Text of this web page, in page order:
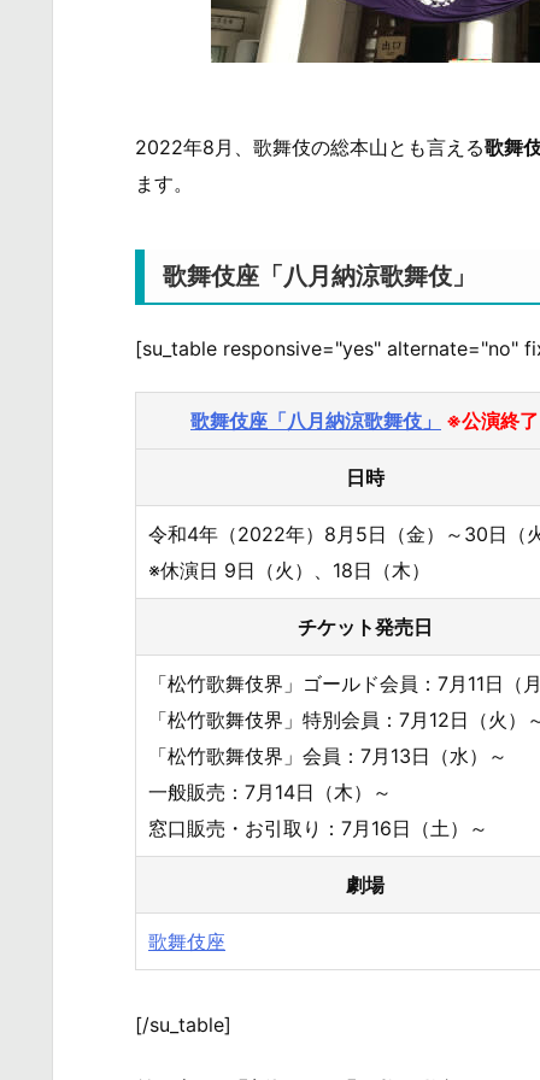
2022年8月、歌舞伎の総本山とも言える歌舞
ます。
歌舞伎座「八月納涼歌舞伎」
[su_table responsive="yes" alternate="no"
歌舞伎座「八月納涼歌舞伎」 ※公演終了
日時
令和4年（2022年）8月5日（金）～30日（
※休演日 9日（火）、18日（木）
チケット発売日
「松竹歌舞伎界」ゴールド会員：7月11日（
「松竹歌舞伎界」特別会員：7月12日（火）
「松竹歌舞伎界」会員：7月13日（水）～
一般販売：7月14日（木）～
窓口販売・お引取り：7月16日（土）～
劇場
歌舞伎座
[/su_table]